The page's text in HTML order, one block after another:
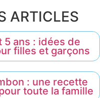
ARTICLES
5 ans : idées de
filles et garçons
: une recette
toute la famille